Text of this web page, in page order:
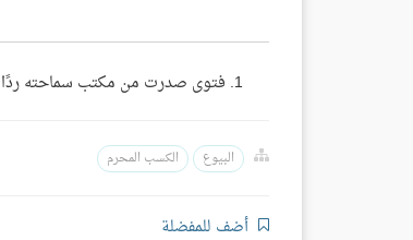
فتوى صدرت من مكتب سماحته ردًا على رسالة الأخ محمد في 2/ 12/
البيوع الكسب المحرم
أضف للمفضلة